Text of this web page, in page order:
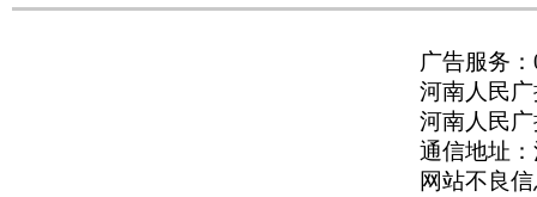
广告服务
河南人民
河南人民
通信地址：
网站不良